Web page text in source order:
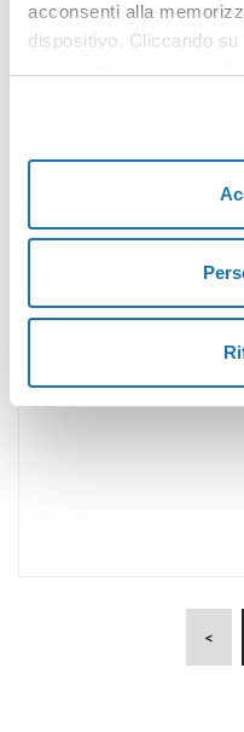
acconsenti alla
dispositivo. Cliccando
<